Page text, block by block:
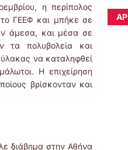
η περίπολος
ΓΕΕΦ και μπήκε σε
άμεσα, και μέσα σε
τα πολυβολεία και
να καταληφθεί
Η επιχείρηση
βρίσκονταν και
διάβημα στην Αθήνα